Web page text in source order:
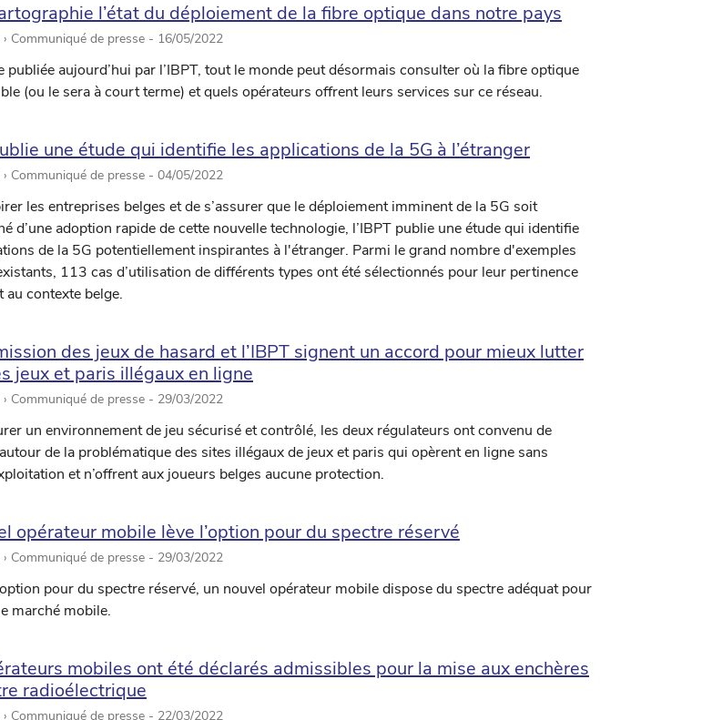
l’état du déploiement de la fibre optique dans notre pays
Communiqué de presse - 16/05/2022
publiée aujourd’hui par l’IBPT, tout le monde peut désormais consulter où la fibre optique
(ou le sera à court terme) et quels opérateurs offrent leurs services sur ce réseau.
une étude qui identifie les applications de la 5G à l’étranger
Communiqué de presse - 04/05/2022
les entreprises belges et de s’assurer que le déploiement imminent de la 5G soit
d’une adoption rapide de cette nouvelle technologie, l’IBPT publie une étude qui identifie
de la 5G potentiellement inspirantes à l'étranger. Parmi le grand nombre d'exemples
113 cas d’utilisation de différents types ont été sélectionnés pour leur pertinence
au contexte belge.
des jeux de hasard et l’IBPT signent un accord pour mieux lutter
jeux et paris illégaux en ligne
Communiqué de presse - 29/03/2022
un environnement de jeu sécurisé et contrôlé, les deux régulateurs ont convenu de
de la problématique des sites illégaux de jeux et paris qui opèrent en ligne sans
et n’offrent aux joueurs belges aucune protection.
opérateur mobile lève l’option pour du spectre réservé
Communiqué de presse - 29/03/2022
pour du spectre réservé, un nouvel opérateur mobile dispose du spectre adéquat pour
marché mobile.
mobiles ont été déclarés admissibles pour la mise aux enchères
radioélectrique
Communiqué de presse - 22/03/2022